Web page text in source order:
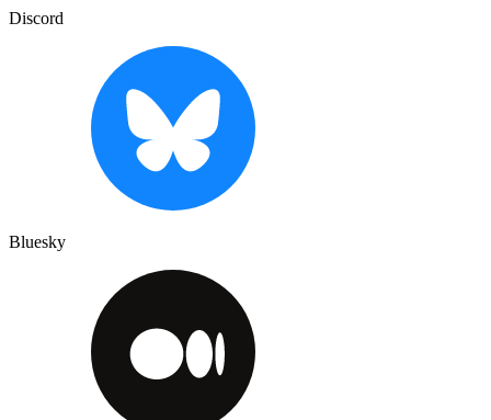
Discord
Bluesky